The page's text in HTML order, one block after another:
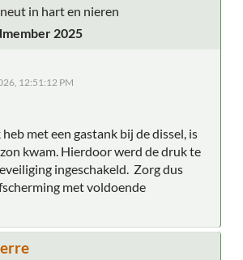
in hart en nieren
2025
12:51:12 PM
met een gastank bij de dissel, is
kwam. Hierdoor werd de druk te
ingeschakeld. Zorg dus
met voldoende